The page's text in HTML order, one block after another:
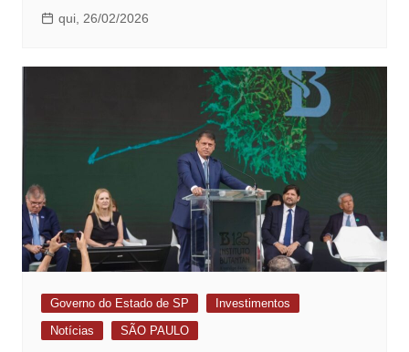
qui, 26/02/2026
Governo do Estado de SP
Investimentos
Notícias
SÃO PAULO